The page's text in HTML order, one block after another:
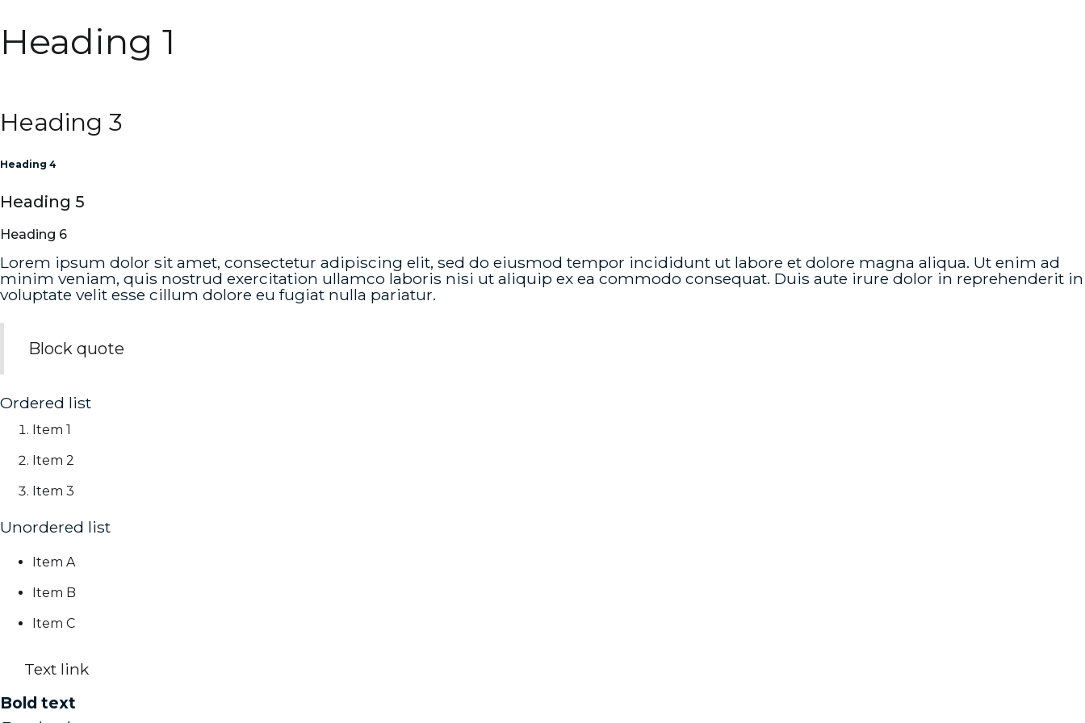
Heading 1
Heading 3
Heading 4
Heading 5
Heading 6
Lorem ipsum dolor sit amet, consectetur adipiscing elit, sed do eiusmod tempor incididunt ut labore et dolore magna aliqua. Ut enim ad
minim veniam, quis nostrud exercitation ullamco laboris nisi ut aliquip ex ea commodo consequat. Duis aute irure dolor in reprehenderit in
voluptate velit esse cillum dolore eu fugiat nulla pariatur.
Block quote
Ordered list
Item 1
Item 2
Item 3
Unordered list
Item A
Item B
Item C
Text link
Bold text